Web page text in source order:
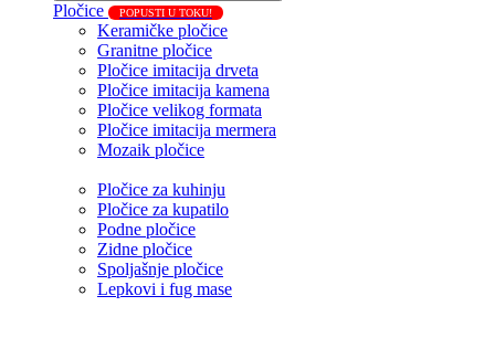
Pločice POPUSTI U TOKU!
Keramičke pločice
Granitne pločice
Pločice imitacija drveta
Pločice imitacija kamena
Pločice velikog formata
Pločice imitacija mermera
Mozaik pločice
Pločice za kuhinju
Pločice za kupatilo
Podne pločice
Zidne pločice
Spoljašnje pločice
Lepkovi i fug mase